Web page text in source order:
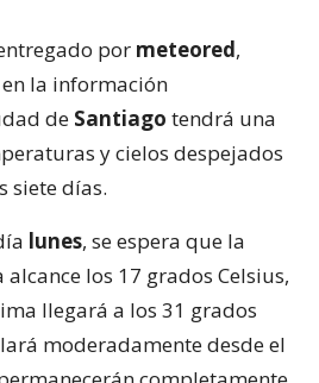
por meteored,
la información
de Santiago tendrá una
y cielos despejados
siete días.
lunes, se espera que la
los 17 grados Celsius,
llegará a los 31 grados
moderadamente desde el